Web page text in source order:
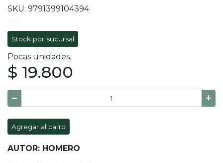
SKU: 9791399104394
Stock por sucursal
Pocas unidades.
$ 19.800
Agregar al carro
AUTOR: HOMERO